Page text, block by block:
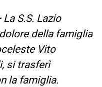
La S.S. Lazio
della famiglia
Vito
si trasferì
la famiglia.